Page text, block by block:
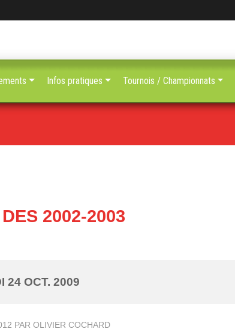
2002-2003
24 OCT. 2009
PAR OLIVIER COCHARD
Infos pratiques Tournois / Championnats